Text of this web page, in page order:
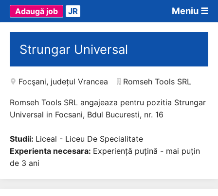
Meniu ☰
Adaugă job JR
Strungar Universal
Focşani, județul Vrancea Romseh Tools SRL
Romseh Tools SRL angajeaza pentru pozitia Strungar
Universal in Focsani, Bdul Bucuresti, nr. 16
Studii: Liceal - Liceu De Specialitate
Experienta necesara: Experiență puțină - mai puțin
de 3 ani